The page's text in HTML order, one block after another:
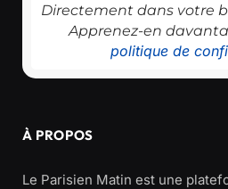
Directement dans votre
Apprenez-en
politique de
À PROPOS
Le Parisien Matin est une